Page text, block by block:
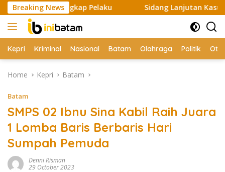
Skip
to
content
Breaking News
Pelaku Sidang Lanjutan Kasus Tewasnya
Kepri Kriminal Nasional Batam Olahraga Politik
Home Kepri Batam
Batam
SMPS 02 Ibnu Sina Kabil Raih Juara
1 Lomba Baris Berbaris Hari
Sumpah Pemuda
Denni Risman
29 October 2023